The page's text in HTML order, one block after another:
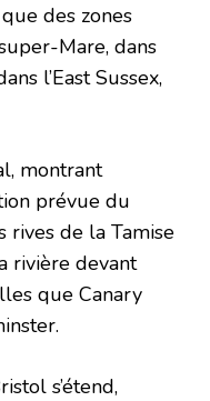
des zones
Mare, dans
l’East Sussex,
montrant
prévue du
rives de la Tamise
rivière devant
que Canary
s’étend,